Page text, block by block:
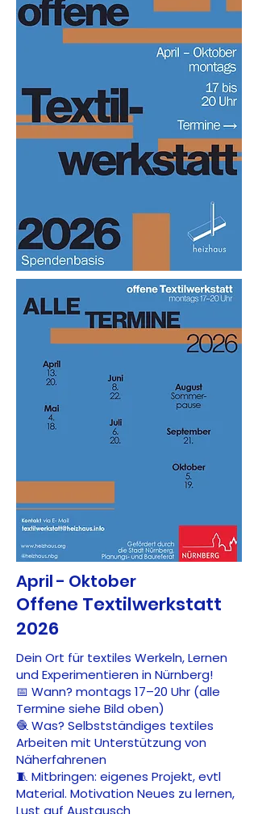
April - Oktober
Offene Textilwerkstatt
2026
Dein Ort für textiles Werkeln, Lernen
und Experimentieren in Nürnberg!
📅 Wann? montags 17–20 Uhr (alle
Termine siehe Bild oben)
🧶 Was? Selbstständiges textiles
Arbeiten mit Unterstützung von
Näherfahrenen
🧵 Mitbringen: eigenes Projekt, evtl
Material. Motivation Neues zu lernen,
Lust auf Austausch